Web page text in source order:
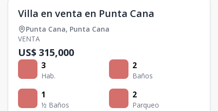
Villa en venta en Punta Cana
Punta Cana, Punta Cana
VENTA
US$ 315,000
3
Hab.
2
Baños
1
½ Baños
2
Parqueo